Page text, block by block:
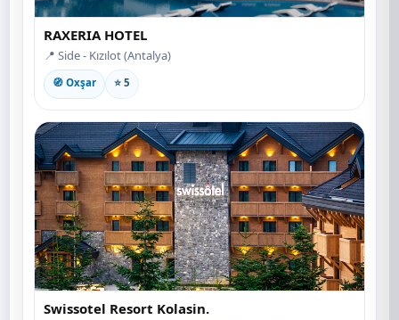
RAXERIA HOTEL
📍 Side - Kızılot (Antalya)
🧭 Oxşar ⭐ 5
Swissotel Resort Kolasin.